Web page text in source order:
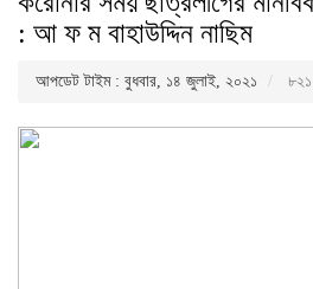
: আ ফ ম বাহাউদ্দিন নাছিম
আপডেট টাইম : বুধবার, ১৪ জুলাই, ২০২১